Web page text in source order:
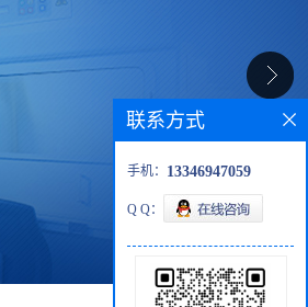
联系方式
手机： 13346947059
Q Q：